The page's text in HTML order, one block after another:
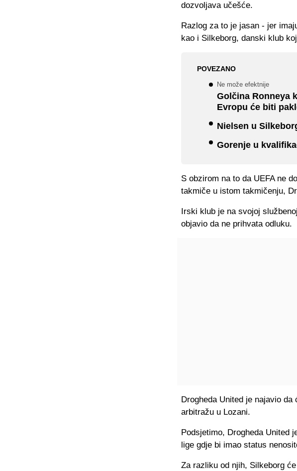
dozvoljava učešće.
Razlog za to je jasan - jer
kao i Silkeborg, danski klub
POVEZANO
Ne može efektnije
Golčina Ronneya
Evropu će biti
Nielsen u
Gorenje u
S obzirom na to da UEFA ne
takmiče u istom takmičenju,
Irski klub je na svojoj
objavio da ne prihvata odluku.
Drogheda United je najavio
arbitražu u Lozani.
Podsjetimo, Drogheda United
lige gdje bi imao status
Za razliku od njih, Silkeborg